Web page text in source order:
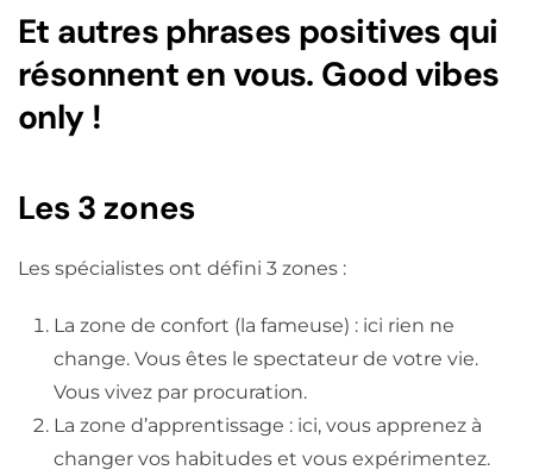
Et autres phrases positives qui
résonnent en vous. Good vibes
only !
Les 3 zones
Les spécialistes ont défini 3 zones :
La zone de confort (la fameuse) : ici rien ne
change. Vous êtes le spectateur de votre vie.
Vous vivez par procuration.
La zone d’apprentissage : ici, vous apprenez à
changer vos habitudes et vous expérimentez.